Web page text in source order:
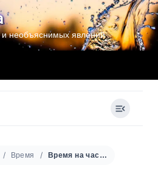
необъяснимых явлений
Время Время на часах 10:01 — значение